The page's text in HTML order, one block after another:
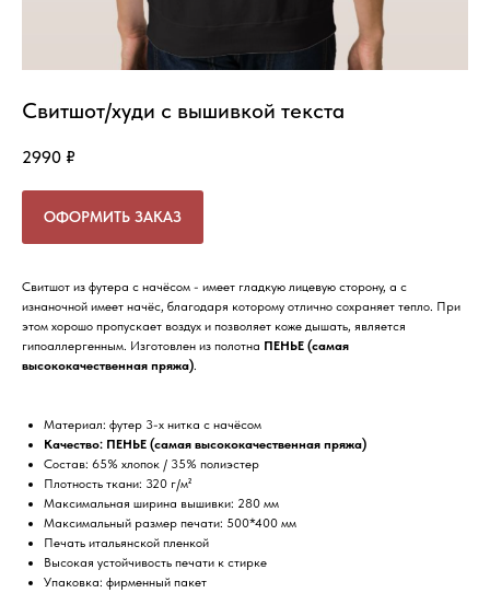
Свитшот/худи с вышивкой текста
2990 ₽
ОФОРМИТЬ ЗАКАЗ
Свитшот из футера с начёсом - имеет гладкую лицевую сторону, а с
изнаночной имеет начёс, благодаря которому отлично сохраняет тепло. При
этом хорошо пропускает воздух и позволяет коже дышать, является
гипоаллергенным. Изготовлен из полотна ПЕНЬЕ (самая
высококачественная пряжа).
Материал: футер 3-х нитка с начёсом
Качество: ПЕНЬЕ (самая высококачественная пряжа)
Состав: 65% хлопок / 35% полиэстер
Плотность ткани: 320 г/м²
Максимальная ширина вышивки: 280 мм
Максимальный размер печати: 500*400 мм
Печать итальянской пленкой
Высокая устойчивость печати к стирке
Упаковка: фирменный пакет